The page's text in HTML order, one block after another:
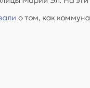
о том, как